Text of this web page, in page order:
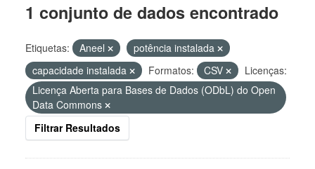
1 conjunto de dados encontrado
Etiquetas: Aneel
potência instalada
capacidade instalada
Formatos: CSV
Licenças:
Licença Aberta para Bases de Dados (ODbL) do Open
Data Commons
Filtrar Resultados